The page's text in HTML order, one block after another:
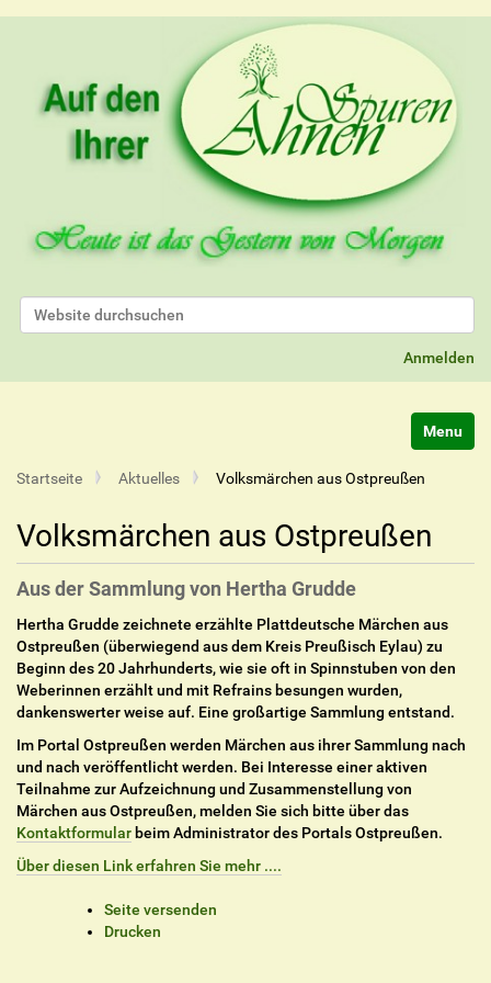
Website durchsuchen
Anmelden
Startseite Aktuelles Volksmärchen aus Ostpreußen
Volksmärchen aus Ostpreußen
Aus der Sammlung von Hertha Grudde
Hertha Grudde zeichnete erzählte Plattdeutsche Märchen aus
Ostpreußen (überwiegend aus dem Kreis Preußisch Eylau) zu
Beginn des 20 Jahrhunderts, wie sie oft in Spinnstuben von den
Weberinnen erzählt und mit Refrains besungen wurden,
dankenswerter weise auf. Eine großartige Sammlung entstand.
Im Portal Ostpreußen werden Märchen aus ihrer Sammlung nach
und nach veröffentlicht werden. Bei Interesse einer aktiven
Teilnahme zur Aufzeichnung und Zusammenstellung von
Märchen aus Ostpreußen, melden Sie sich bitte über das
Kontaktformular beim Administrator des Portals Ostpreußen.
Über diesen Link erfahren Sie mehr ....
Seite versenden
Drucken